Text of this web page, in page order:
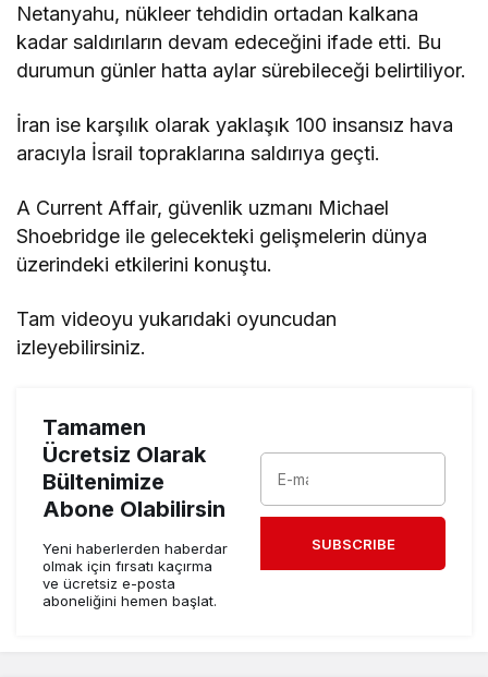
Netanyahu, nükleer tehdidin ortadan kalkana
kadar saldırıların devam edeceğini ifade etti. Bu
durumun günler hatta aylar sürebileceği belirtiliyor.
İran ise karşılık olarak yaklaşık 100 insansız hava
aracıyla İsrail topraklarına saldırıya geçti.
A Current Affair, güvenlik uzmanı Michael
Shoebridge ile gelecekteki gelişmelerin dünya
üzerindeki etkilerini konuştu.
Tam videoyu yukarıdaki oyuncudan
izleyebilirsiniz.
Tamamen
Ücretsiz Olarak
Bültenimize
Abone Olabilirsin
Yeni haberlerden haberdar
olmak için fırsatı kaçırma
ve ücretsiz e-posta
aboneliğini hemen başlat.
SUBSCRIBE